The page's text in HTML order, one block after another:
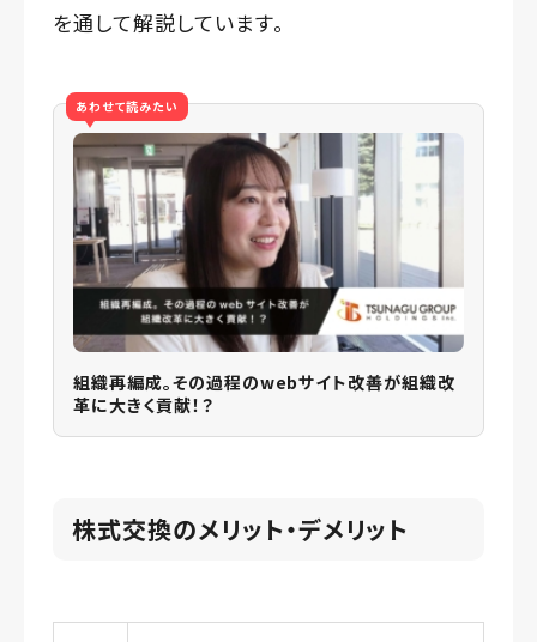
を通して解説しています。
あわせて読みたい
組織再編成。その過程のwebサイト改善が組織改
革に大きく貢献！？
株式交換のメリット・デメリット